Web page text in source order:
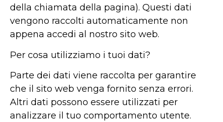
della chiamata della pagina). Questi dati
vengono raccolti automaticamente non
appena accedi al nostro sito web.
Per cosa utilizziamo i tuoi dati?
Parte dei dati viene raccolta per garantire
che il sito web venga fornito senza errori.
Altri dati possono essere utilizzati per
analizzare il tuo comportamento utente.